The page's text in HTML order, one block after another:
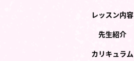
レッスン内容
先生紹介
カリキュラム